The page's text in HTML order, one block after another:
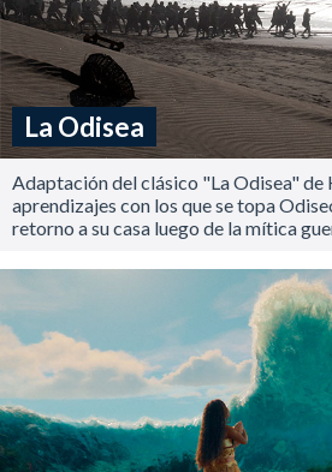
La Odisea
Adaptación del clásico "La Odisea" de
aprendizajes con los que se topa
retorno a su casa luego de la mítica